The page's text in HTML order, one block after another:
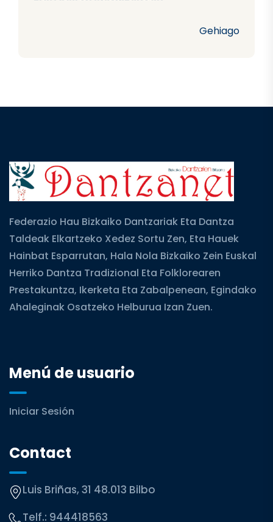
Gehiago
Federazio Hau Bizkaiko Dantzariak Eta Dantza
Taldeak Elkartzeko Xedez Sortu Zen, Eta Hauek
Hainbat Esparrutan, Hala Nola Bizkaiko Zein Euskal
Herriko Dantza Tradizional Eta Folklorearen
Prestakuntza, Ikerketa Eta Zabalpenean, Egindako
Ahaleginak Osatzeko Helburua Izan Zuen.
Menú de usuario
Iniciar Sesión
Contact
Luis Briñas, 31 48.013 Bilbo
Telf.: 944418563